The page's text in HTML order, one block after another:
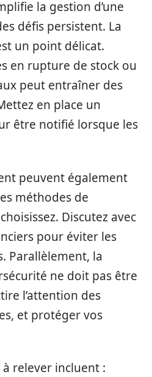
la gestion d’une
défis persistent. La
un point délicat.
en rupture de stock ou
peut entraîner des
en place un
être notifié lorsque les
peuvent également
méthodes de
Discutez avec
pour éviter les
Parallèlement, la
ne doit pas être
l’attention des
et protéger vos
relever incluent :